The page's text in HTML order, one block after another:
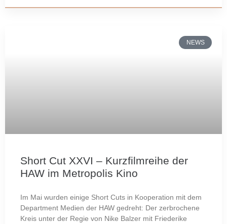
NEWS
Short Cut XXVI – Kurzfilmreihe der
HAW im Metropolis Kino
Im Mai wurden einige Short Cuts in Kooperation mit dem
Department Medien der HAW gedreht: Der zerbrochene
Kreis unter der Regie von Nike Balzer mit Friederike